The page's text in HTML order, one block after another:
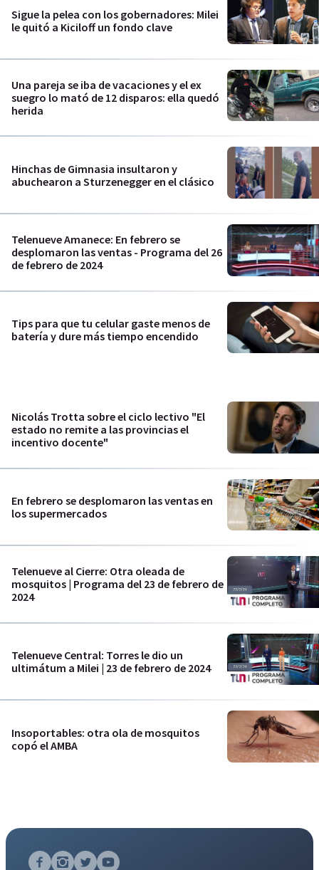
Sigue la pelea con los gobernadores: Milei
le quitó a Kiciloff un fondo clave
Una pareja se iba de vacaciones y el ex
suegro lo mató de 12 disparos: ella quedó
herida
Hinchas de Gimnasia insultaron y
abuchearon a Sturzenegger en el clásico
Telenueve Amanece: En febrero se
desplomaron las ventas - Programa del 26
de febrero de 2024
Tips para que tu celular gaste menos de
batería y dure más tiempo encendido
Nicolás Trotta sobre el ciclo lectivo "El
estado no remite a las provincias el
incentivo docente"
En febrero se desplomaron las ventas en
los supermercados
Telenueve al Cierre: Otra oleada de
mosquitos | Programa del 23 de febrero de
2024
Telenueve Central: Torres le dio un
ultimátum a Milei | 23 de febrero de 2024
Insoportables: otra ola de mosquitos
copó el AMBA